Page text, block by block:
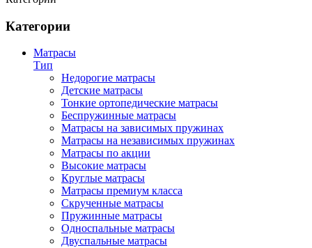
Категории
Матрасы
Тип
Недорогие матрасы
Детские матрасы
Тонкие ортопедические матрасы
Беспружинные матрасы
Матрасы на зависимых пружинах
Матрасы на независимых пружинах
Матрасы по акции
Высокие матрасы
Круглые матрасы
Матрасы премиум класса
Скрученные матрасы
Пружинные матрасы
Односпальные матрасы
Двуспальные матрасы